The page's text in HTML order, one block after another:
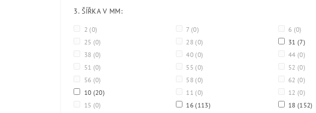
3. ŠÍŘKA V MM:
2 (0) 7 (0) 6 (0)
25 (0) 28 (0) 31(7)
38 (0) 40 (0) 44 (0)
51 (0) 55 (0) 52 (0)
56 (0) 58 (0) 62 (0)
10 (20) 11 (0) 12 (0)
15 (0) 16(113) 18(152)